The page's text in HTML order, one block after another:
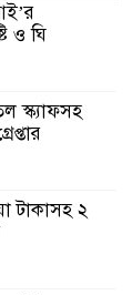
ও ঘি
স্ক্যাফসহ
টাকাসহ ২